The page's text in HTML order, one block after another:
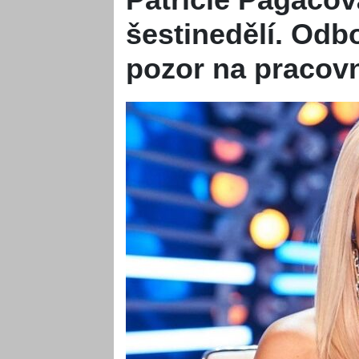
šestinedělí.
pozor na